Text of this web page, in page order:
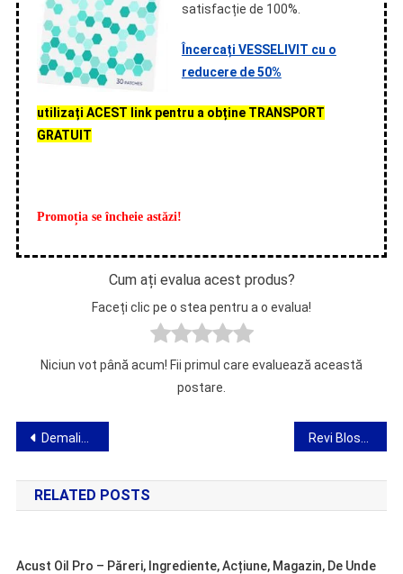
satisfacție de 100%.
Încercați VESSELIVIT cu o
reducere de 50%
utilizați ACEST link pentru a obține TRANSPORT
GRATUIT
Promoția se încheie astăzi!
Cum ați evalua acest produs?
Faceți clic pe o stea pentru a o evalua!
Niciun vot până acum! Fii primul care evaluează această
postare.
Navigare
în
articole
Demaliss Serum – recenzii, ingrediente, dozare, magazin, de unde să cumpărați
RELATED POSTS
Acust Oil Pro – Păreri, Ingrediente, Acțiune, Magazin, De Unde